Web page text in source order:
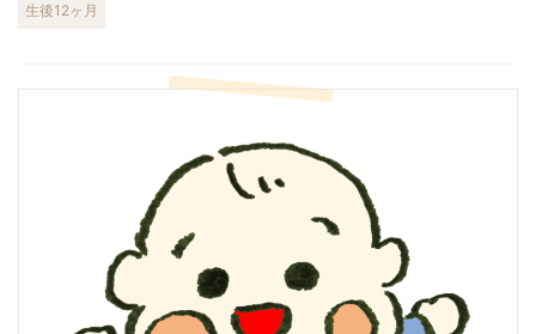
生後12ヶ月